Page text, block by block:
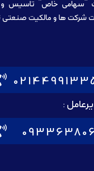
به صورت “سهامی خاص”
ثبت شرکت ها و مالکيت
: